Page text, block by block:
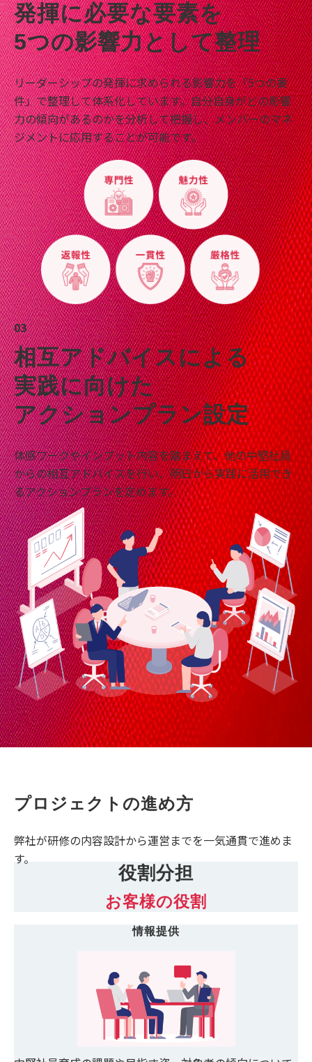
発揮に必要な要素を
5つの影響力として整理
リーダーシップの発揮に求められる影響力を「5つの要
件」で整理して体系化しています。自分自身がどの影響
力の傾向があるのかを分析して把握し、メンバーのマネ
ジメントに応用することが可能です。
03
相互アドバイスによる
実践に向けた
アクションプラン設定
体感ワークやインプット内容を踏まえて、他の中堅社員
からの相互アドバイスを行い、明日から実践に活用でき
るアクションプランを定めます。
プロジェクトの進め方
弊社が研修の内容設計から運営までを一気通貫で進めま
す。
役割分担
お客様の役割
情報提供